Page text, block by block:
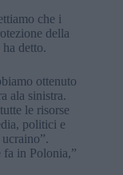
che i
della
detto.
ottenuto
ala sinistra.
le risorse
politici e
fa in Polonia,”